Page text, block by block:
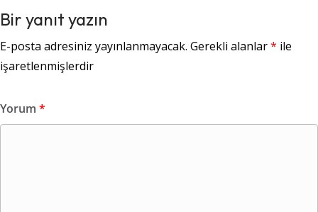
Bir yanıt yazın
E-posta adresiniz yayınlanmayacak. Gerekli alanlar* ile
işaretlenmişlerdir
Yorum *